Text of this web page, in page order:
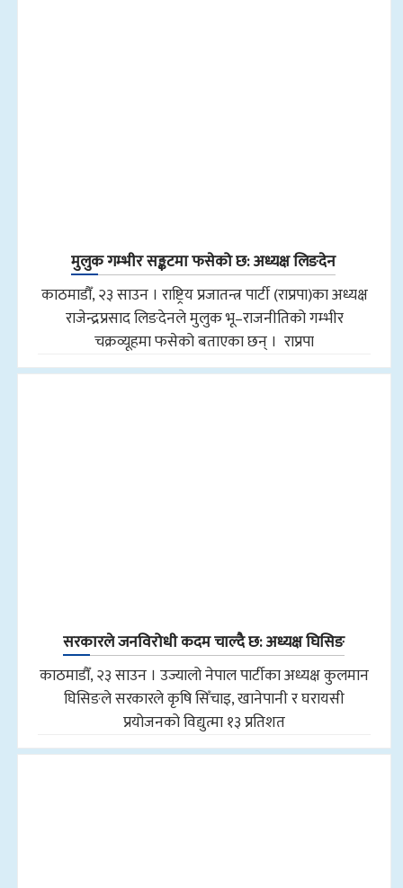
मुलुक गम्भीर सङ्कटमा फसेको छ: अध्यक्ष लिङदेन
काठमाडौँ, २३ साउन । राष्ट्रिय प्रजातन्त्र पार्टी (राप्रपा)का अध्यक्ष
राजेन्द्रप्रसाद लिङदेनले मुलुक भू–राजनीतिको गम्भीर
चक्रव्यूहमा फसेको बताएका छन् । राप्रपा
सरकारले जनविरोधी कदम चाल्दै छ: अध्यक्ष घिसिङ
काठमाडौँ, २३ साउन । उज्यालो नेपाल पार्टीका अध्यक्ष कुलमान
घिसिङले सरकारले कृषि सिँचाइ, खानेपानी र घरायसी
प्रयोजनको विद्युत्मा १३ प्रतिशत